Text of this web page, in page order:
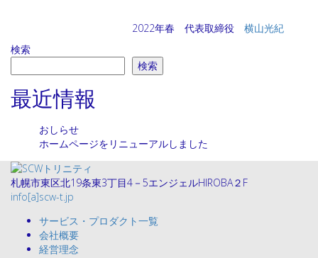
2022年春 代表取締役 横山光紀
検索
検索
最近情報
おしらせ
ホームページをリニューアルしました
札幌市東区北19条東3丁目4－5エンジェルHIROBA２F
info[a]scw-t.jp
サービス・プロダクト一覧
会社概要
経営理念